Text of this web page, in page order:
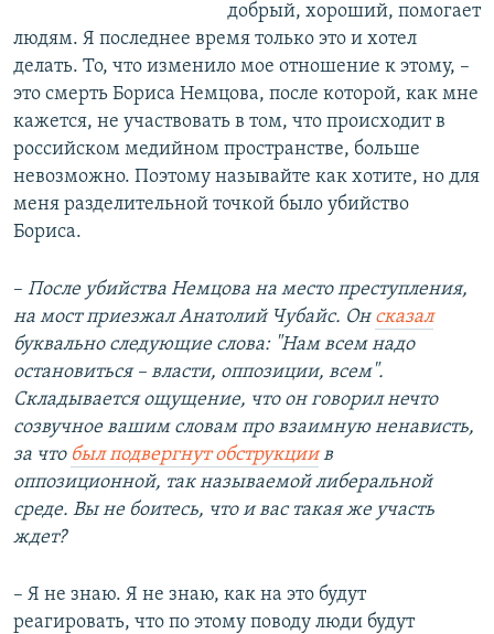
добрый, хороший, помогает
людям. Я последнее время только это и хотел
делать. То, что изменило мое отношение к этому, –
это смерть Бориса Немцова, после которой, как мне
кажется, не участвовать в том, что происходит в
российском медийном пространстве, больше
невозможно. Поэтому называйте как хотите, но для
меня разделительной точкой было убийство
Бориса.
–​ После убийства Немцова на место преступления,
на мост приезжал Анатолий Чубайс. Он сказал
буквально следующие слова: "Нам всем надо
остановиться – власти, оппозиции, всем".
Складывается ощущение, что он говорил нечто
созвучное вашим словам про взаимную ненависть,
за что был подвергнут обструкциив
оппозиционной, так называемой либеральной
среде. Вы не боитесь, что и вас такая же участь
ждет?
– Я не знаю. Я не знаю, как на это будут
реагировать, что по этому поводу люди будут